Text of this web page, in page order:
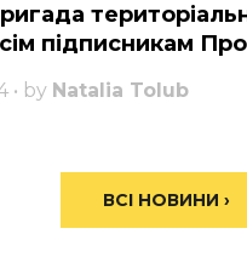
підписникам
• by Natalia Tolub
ВСІ НОВИНИ ›